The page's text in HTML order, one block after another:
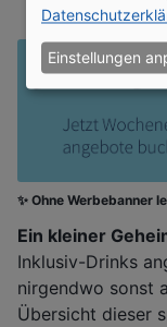
✨ Ohne Werbebanner
Ein kleiner
Inklusiv-Drinks
nirgendwo sonst
Übersicht dieser
Einstellungen